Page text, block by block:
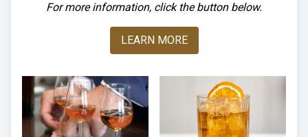
For more information, click the button below.
LEARN MORE